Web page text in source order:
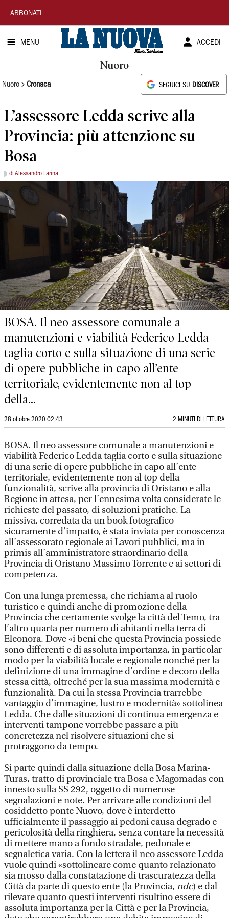
La
Nuova
Sardegna
ABBONATI
MENU ACCEDI
Nuoro
Nuoro Cronaca SEGUICI SU DISCOVER
L’assessore Ledda scrive alla
Provincia: più attenzione su
Bosa
di Alessandro Farina
BOSA. Il neo assessore comunale a
manutenzioni e viabilità Federico Ledda
taglia corto e sulla situazione di una serie
di opere pubbliche in capo all’ente
territoriale, evidentemente non al top
della...
28 ottobre 2020 02:43 2 MINUTI DI LETTURA
BOSA. Il neo assessore comunale a manutenzioni e
viabilità Federico Ledda taglia corto e sulla situazione
di una serie di opere pubbliche in capo all’ente
territoriale, evidentemente non al top della
funzionalità, scrive alla provincia di Oristano e alla
Regione in attesa, per l’ennesima volta considerate le
richieste del passato, di soluzioni pratiche. La
missiva, corredata da un book fotografico
sicuramente d’impatto, è stata inviata per conoscenza
all’assessorato regionale ai Lavori pubblici, ma in
primis all’amministratore straordinario della
Provincia di Oristano Massimo Torrente e ai settori di
competenza.
Con una lunga premessa, che richiama al ruolo
turistico e quindi anche di promozione della
Provincia che certamente svolge la città del Temo, tra
l’altro quarta per numero di abitanti nella terra di
Eleonora. Dove «i beni che questa Provincia possiede
sono differenti e di assoluta importanza, in particolar
modo per la viabilità locale e regionale nonché per la
definizione di una immagine d’ordine e decoro della
stessa città, oltreché per la sua massima modernità e
funzionalità. Da cui la stessa Provincia trarrebbe
vantaggio d’immagine, lustro e modernità» sottolinea
Ledda. Che dalle situazioni di continua emergenza e
interventi tampone vorrebbe passare a più
concretezza nel risolvere situazioni che si
protraggono da tempo.
Si parte quindi dalla situazione della Bosa Marina-
Turas, tratto di provinciale tra Bosa e Magomadas con
innesto sulla SS 292, oggetto di numerose
segnalazioni e note. Per arrivare alle condizioni del
cosiddetto ponte Nuovo, dove è interdetto
ufficialmente il passaggio ai pedoni causa degrado e
pericolosità della ringhiera, senza contare la necessità
di mettere mano a fondo stradale, pedonale e
segnaletica varia. Con la lettera il neo assessore Ledda
vuole quindi «sottolineare come quanto relazionato
sia mosso dalla constatazione di trascuratezza della
Città da parte di questo ente (la Provincia, ndc) e dal
rilevare quanto questi interventi risultino essere di
assoluta importanza per la Città e per la Provincia,